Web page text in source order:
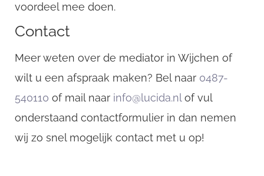
voordeel mee doen.
Contact
Meer weten over de mediator in Wijchen of
wilt u een afspraak maken? Bel naar 0487-
540110 of mail naar info@lucida.nlof vul
onderstaand contactformulier in dan nemen
wij zo snel mogelijk contact met u op!